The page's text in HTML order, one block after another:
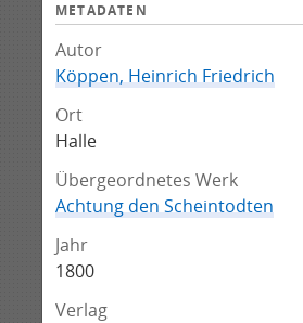
METADATEN
Autor
Köppen, Heinrich Friedrich
Ort
Halle
Übergeordnetes Werk
Achtung den Scheintodten
Jahr
1800
Verlag